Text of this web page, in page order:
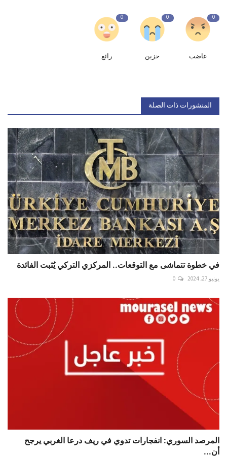
0
غاضب
0
حزين
0
رائع
المنشورات ذات الصلة
في خطوة تتماشى مع التوقعات.. المركزي التركي يُثبت الفائدة
يونيو 27, 2024 0
المرصد السوري: انفجارات تدوي في ريف درعا الغربي يرجح
أن...